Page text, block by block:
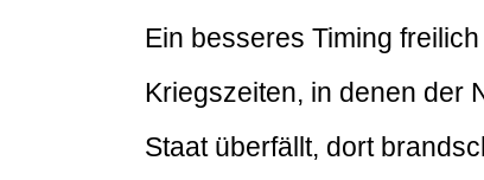
Ein besseres Timing
Kriegszeiten, in denen der
Staat überfällt, dort